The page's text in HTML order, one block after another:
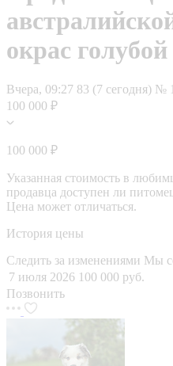
окрас
Вчера, 09:27 83 (7 сегодня) №
100 000 ₽
100 000 ₽
Указанная стоимость в
продавца доступен ли
Цена может отличаться.
История цены
Следить за изменениями Мы
7 июля 2026 100 000 руб.
Позвонить